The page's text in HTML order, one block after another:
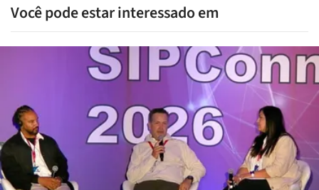
Você pode estar interessado em